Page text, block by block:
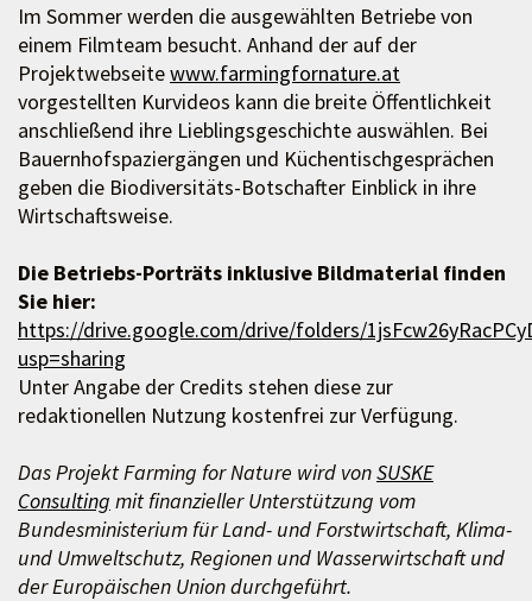
Im Sommer werden die ausgewählten Betriebe von
einem Filmteam besucht. Anhand der auf der
Projektwebseitewww.farmingfornature.at
vorgestellten Kurvideos kann die breite Öffentlichkeit
anschließend ihre Lieblingsgeschichte auswählen. Bei
Bauernhofspaziergängen und Küchentischgesprächen
geben die Biodiversitäts-Botschafter Einblick in ihre
Wirtschaftsweise.
Die Betriebs-Porträts inklusive Bildmaterial finden
Sie hier:
https://drive.google.com/drive/folders/
usp=sharing
Unter Angabe der Credits stehen diese zur
redaktionellen Nutzung kostenfrei zur Verfügung.
Das Projekt Farming for Nature wird vonSUSKE
Consulting mit finanzieller Unterstützung vom
Bundesministerium für Land- und Forstwirtschaft, Klima-
und Umweltschutz, Regionen und Wasserwirtschaft und
der Europäischen Union durchgeführt.